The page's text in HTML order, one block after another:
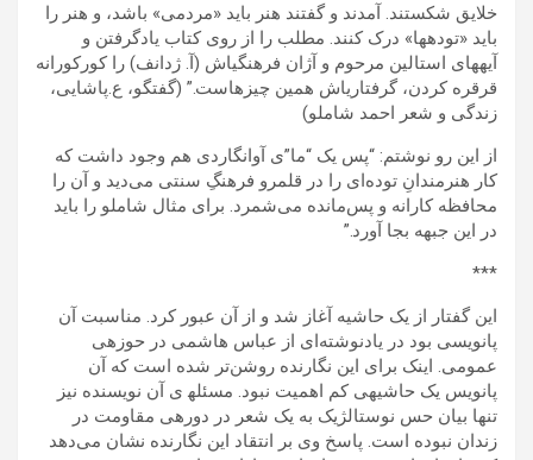
خلایق شکستند. آمدند و گفتند هنر باید «مردمی» باشد، و هنر را
باید «توده‎ها» درک کنند. مطلب را از روی کتاب یادگرفتن و
آیه‎های استالین مرحوم و آژان فرهنگی‎اش (آ. ‎ژدانف) را کورکورانه
قرقره کردن، گرفتاری‎اش همین چیزهاست.” (گفتگو، ع.پاشایی،
زندگی و شعر احمد شاملو)
از این رو نوشتم: “پس یک “ما”ی آوانگاردی هم وجود داشت که
کار هنرمندانِ توده‌ای را در قلمرو فرهنگِ سنتی می‌دید و آن را
محافظه کارانه و پس‌مانده می‌شمرد. برای مثال شاملو را باید
در این جبهه بجا آورد.”
***
این گفتار از یک حاشیه آغاز شد و از آن عبور کرد. مناسبت آن
پانویسی بود در یادنوشته‌ای از عباس هاشمی در حوزه‍ی
عمومی. اینک برای این نگارنده روشن‌تر شده است که آن
پانویس یک حاشیه‍ی کم اهمیت نبود. مسئله‍ ی آن نویسنده نیز
تنها بیان حس نوستالژیک به یک شعر در دوره‍ی مقاومت در
زندان نبوده است. پاسخ وی بر انتقاد این نگارنده نشان می‌دهد